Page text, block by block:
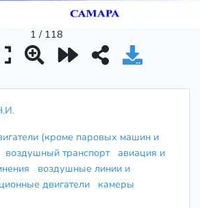
1 / 118
(кроме паровых машин и
воздушный транспорт авиация и
воздушные линии и
двигатели
камеры